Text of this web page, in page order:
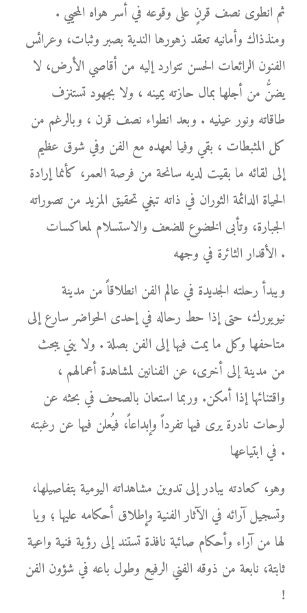
ثم انطوى نصف قرنٍ على وقوعه في أسر هواه المحيي .
ومنذذاك وأمانيه تعقد زهورها الندية بصبر وثبات، وعرائس
الفنون الرائعات الحسن تتوارد إليه من أقاصي الأرض، لا
يضنُّ من أجلها بمال حازته يمينه ، ولا بجهود تستنزف
طاقاته ونور عينيه . وبعد انطواء نصف قرن ، وبالرغم من
كل المثبطات ، بقي وفيا لعهده مع الفن وفي شوق عظيم
إلى لقائه ما بقيت لديه سانحة من فرصة العمر، كأنما إرادة
الحياة الدائمة الثوران في ذاته تبغي تحقيق المزيد من تصوراته
الجبارة، وتأبى الخضوع للضعف والاستسلام لمعاكسات
الأقدار الثائرة في وجهه .
ويبدأ رحلته الجديدة في عالم الفن انطلاقاً من مدينة
نيويورك، حتى إذا حط رحاله في إحدى الحواضر سارع إلى
متاحفها وكل ما يمت فيها إلى الفن بصلة . ولا يني يبحث
من مدينة إلى أخرى، عن الفنانين لمشاهدة أعمالهم ،
واقتنائها إذا أمكن. وربما استعان بالصحف في بحثه عن
لوحات نادرة يرى فيها تفرداً وإبداعاً، فيُعلن فيها عن رغبته
في ابتياعها .
وهو، كعادته يبادر إلى تدوين مشاهداته اليومية بتفاصيلها،
وتسجيل آرائه في الآثار الفنية وإطلاق أحكامه عليها ؛ ويا
لها من آراء وأحكام صائبة نافذة تستند إلى رؤية فنية واعية
ثابتة، نابعة من ذوقه الفني الرفيع وطول باعه في شؤون الفن
!